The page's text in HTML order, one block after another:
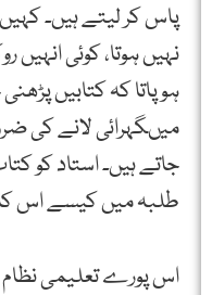
پاس کر لیتے ہیں۔
نہیں ہوتا، کوئی انہیں
ہو پاتا کہ کتابیں
میںگہرائی لانے کی
جاتے ہیں۔ استاد کو
طلبہ میں کیسے اس کا
اس پورے تعلیمی نظام